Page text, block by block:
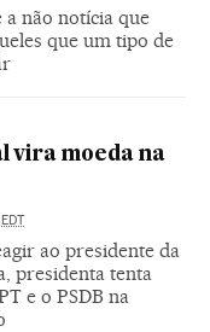
não notícia que
que um tipo de
vira moeda na
EDT
ao presidente da
presidenta tenta
e o PSDB na